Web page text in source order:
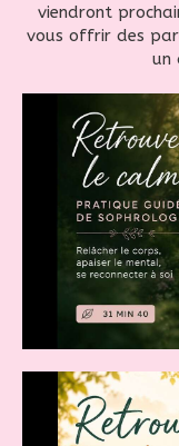
viendront
vous offrir des
un